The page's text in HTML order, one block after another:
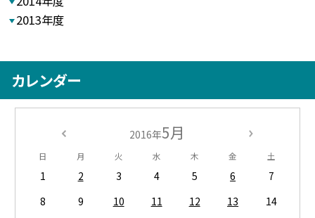
2013年度
カレンダー
2016年5月
日 月 火 水 木 金 土
1 2 3 4 5 6
7
8
9 10 11 12 13
14